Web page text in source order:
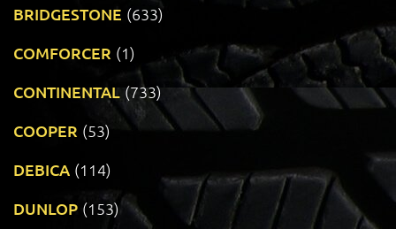
BRIDGESTONE (633)
COMFORCER (1)
CONTINENTAL (733)
COOPER (53)
DEBICA (114)
DUNLOP (153)